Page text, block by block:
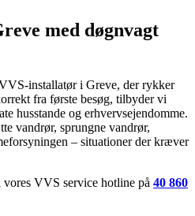
med døgnvagt
installatør i Greve, der rykker
fra første besøg, tilbyder vi
husstande og erhvervsejendomme.
vandrør, sprungne vandrør,
– situationer der kræver
VVS service hotline på 40 860